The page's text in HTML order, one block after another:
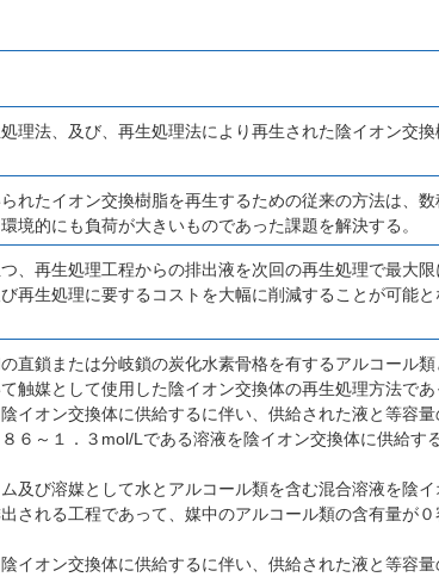
理法、及び、再生処理法により再生された陰イオン交
れたイオン交換樹脂を再生するための従来の方法は、
境的にも負荷が大きいものであった課題を解決する。
、再生処理工程からの排出液を次回の再生処理で最大
再生処理に要するコストを大幅に削減することが可能
直鎖または分岐鎖の炭化水素骨格を有するアルコール
触媒として使用した陰イオン交換体の再生処理方法で
イオン交換体に供給するに伴い、供給された液と等容量
６～１．３mol/Lである溶液を陰イオン交換体に供給す
及び溶媒として水とアルコール類を含む混合溶液を陰
される工程であって、媒中のアルコール類の含有量が
イオン交換体に供給するに伴い、供給された液と等容